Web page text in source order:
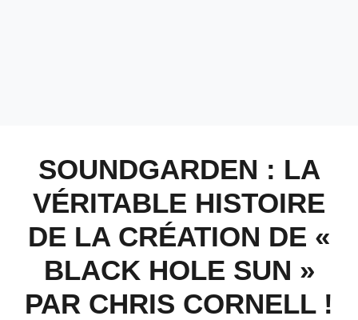
SOUNDGARDEN : LA
VÉRITABLE HISTOIRE
DE LA CRÉATION DE «
BLACK HOLE SUN »
PAR CHRIS CORNELL !